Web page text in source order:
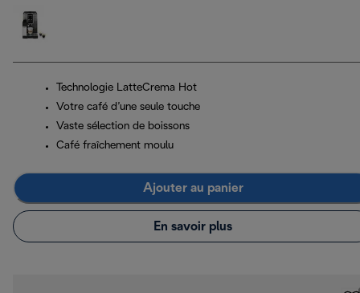
Technologie LatteCrema Hot
Votre café d’une seule touche
Vaste sélection de boissons
Café fraîchement moulu
Ajouter au panier
En savoir plus